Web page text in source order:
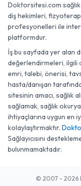
Doktorsitesi.com
diş hekimleri,
profesyonelleri ile
platformdur.
İş bu sayfada yer alan
değerlendirmeleri, ilgili
emri, talebi, önerisi,
hasta/danışan
sitesinin amacı, sağlık
sağlamak, sağlık
ihtiyaçlarına uygun en
kolaylaştırmaktır.
Sağlayıcısını
bulunmamaktadır.
© 2007 - 2026